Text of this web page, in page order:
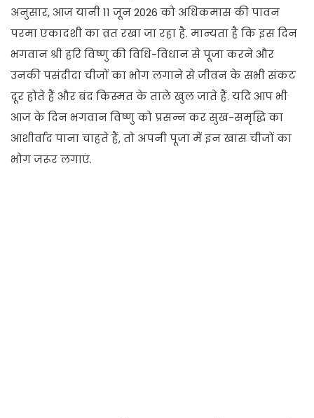
अनुसार, आज यानी 11 जून 2026 को अधिकमास की पावन
परमा एकादशी का व्रत रखा जा रहा है. मान्यता है कि इस दिन
भगवान श्री हरि विष्णु की विधि-विधान से पूजा करने और
उनकी पसंदीदा चीजों का भोग लगाने से जीवन के सभी संकट
दूर होते हैं और बंद किस्मत के ताले खुल जाते हैं. यदि आप भी
आज के दिन भगवान विष्णु को प्रसन्न कर सुख-समृद्धि का
आशीर्वाद पाना चाहते हैं, तो अपनी पूजा में इन खास चीजों का
भोग जरूर लगाएं.